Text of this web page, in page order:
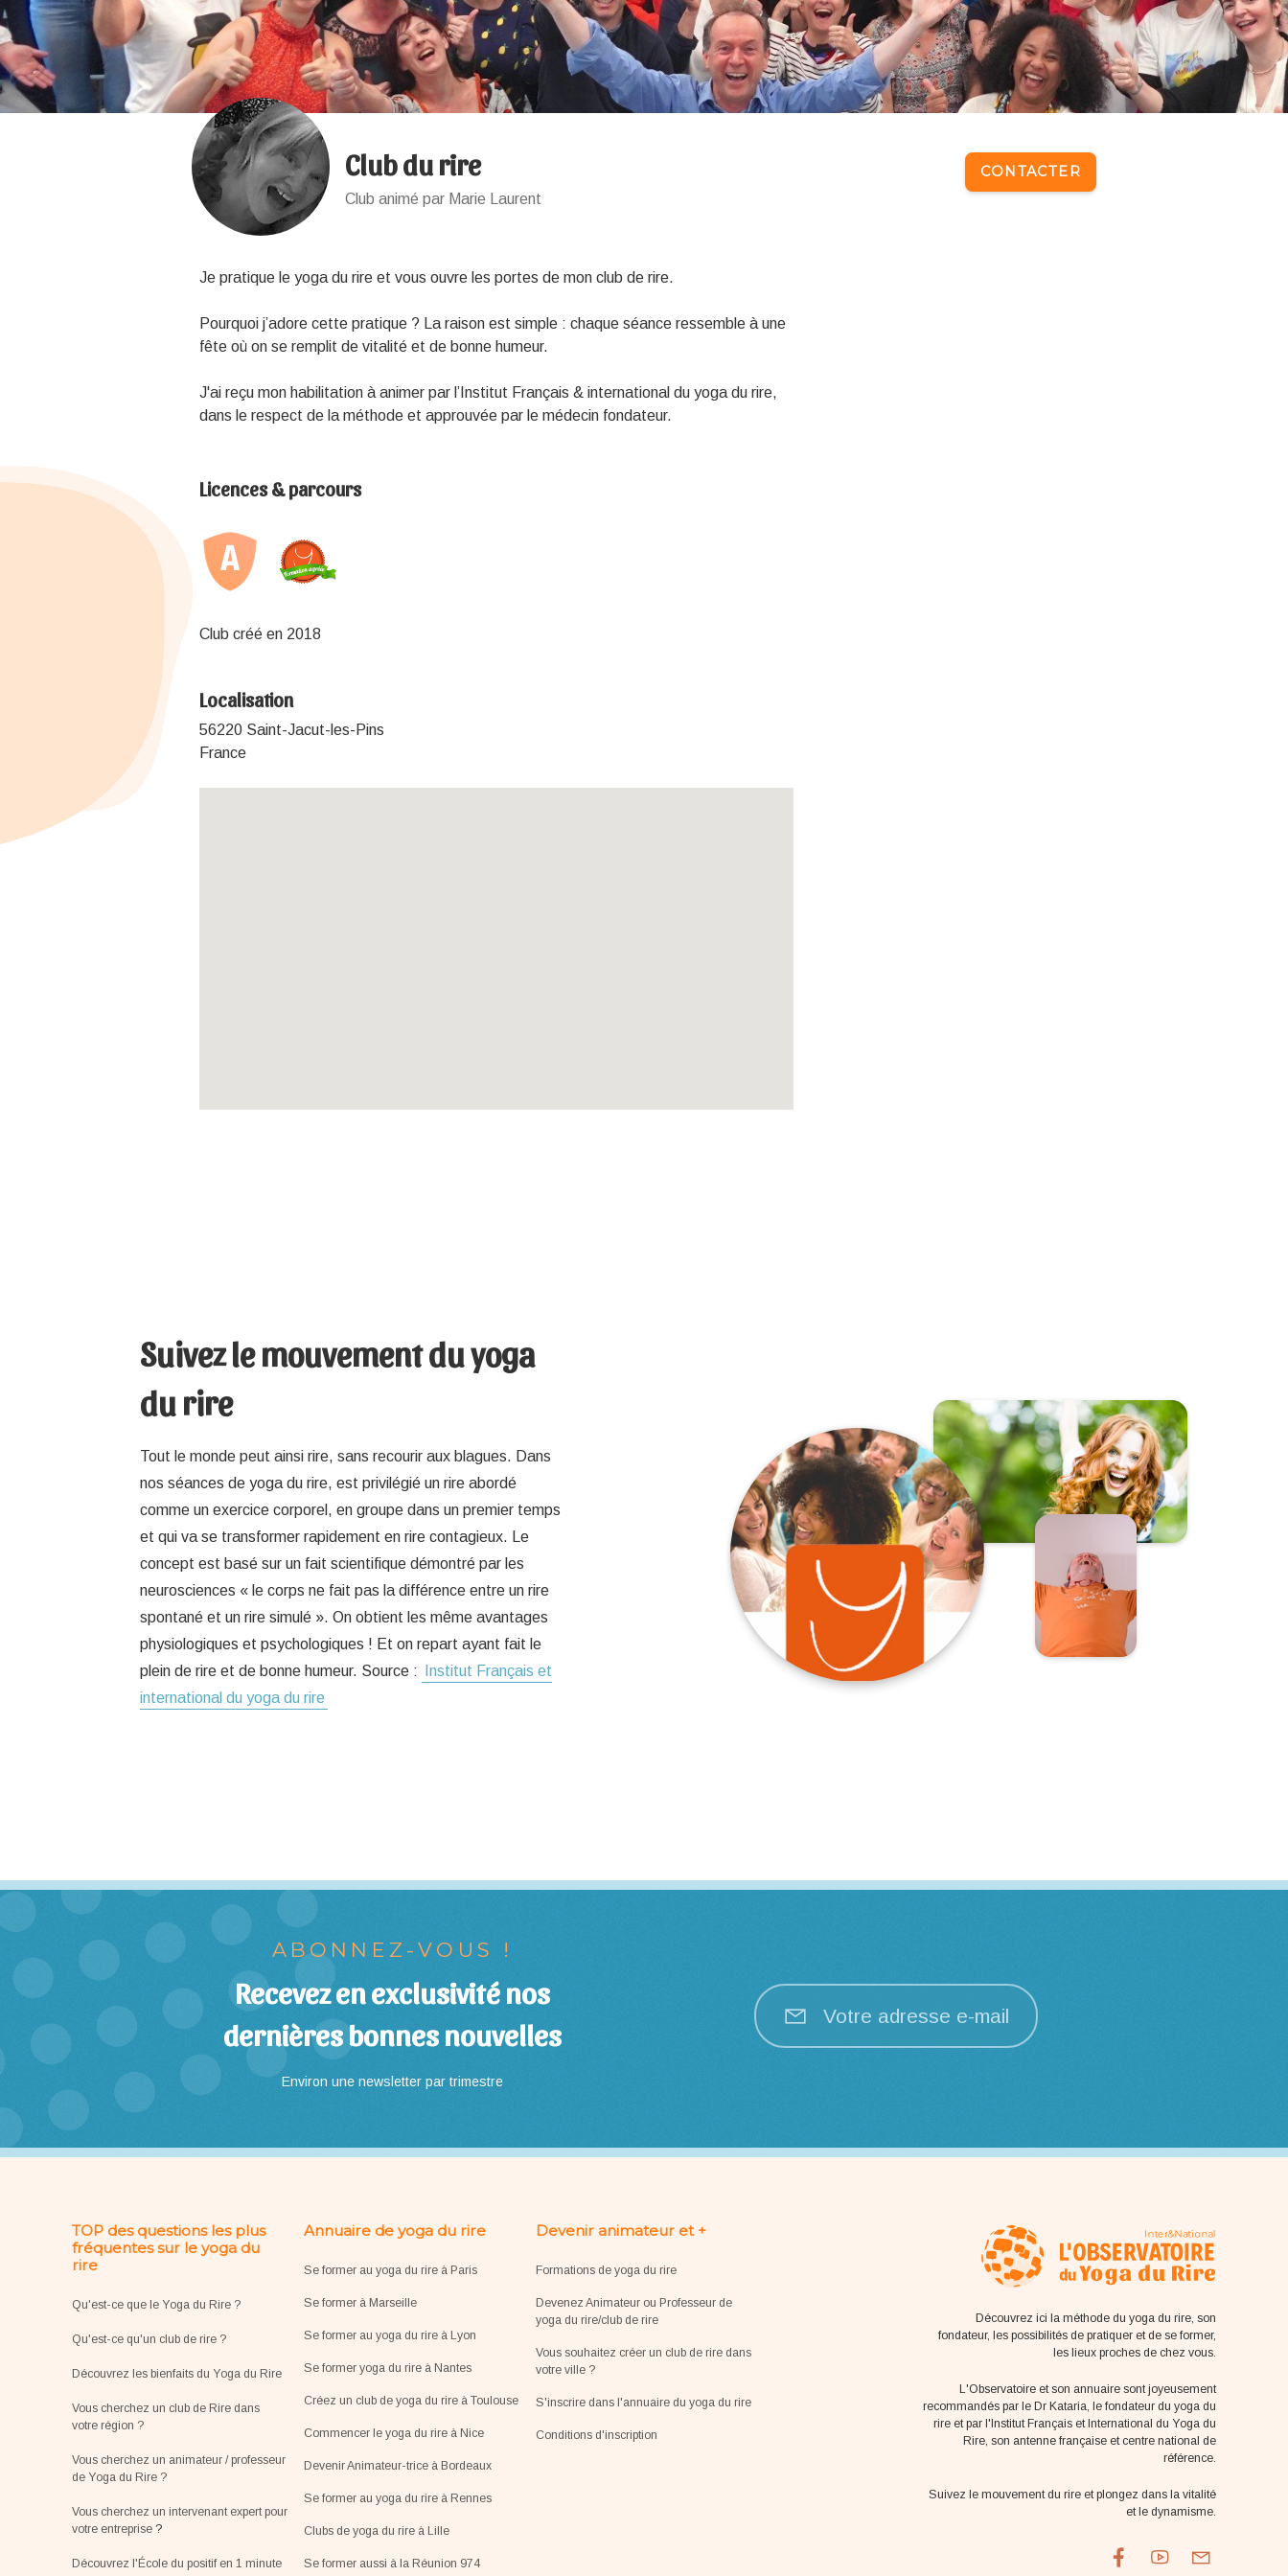
Club du rire
Club animé par Marie Laurent
CONTACTER
Je pratique le yoga du rire et vous ouvre les portes de mon club de rire.
Pourquoi j’adore cette pratique ? La raison est simple : chaque séance ressemble à une
fête où on se remplit de vitalité et de bonne humeur.
J'ai reçu mon habilitation à animer par l’Institut Français & international du yoga du rire,
dans le respect de la méthode et approuvée par le médecin fondateur.
Licences & parcours
Club créé en 2018
Localisation
56220 Saint-Jacut-les-Pins
France
Suivez le mouvement du yoga
du rire
Tout le monde peut ainsi rire, sans recourir aux blagues. Dans
nos séances de yoga du rire, est privilégié un rire abordé
comme un exercice corporel, en groupe dans un premier temps
et qui va se transformer rapidement en rire contagieux. Le
concept est basé sur un fait scientifique démontré par les
neurosciences « le corps ne fait pas la différence entre un rire
spontané et un rire simulé ». On obtient les même avantages
physiologiques et psychologiques ! Et on repart ayant fait le
plein de rire et de bonne humeur. Source :
Institut Français et
international du yoga du rire
ABONNEZ-VOUS !
Recevez en exclusivité nos
dernières bonnes nouvelles
Environ une newsletter par trimestre
Votre adresse e-mail
TOP des questions les plus
fréquentes sur le yoga du
rire
Qu'est-ce que le Yoga du Rire ?
Qu'est-ce qu'un club de rire ?
Découvrez les bienfaits du Yoga du Rire
Vous cherchez un club de Rire dans
votre région ?
Vous cherchez un animateur / professeur
de Yoga du Rire ?
Vous cherchez un intervenant expert pour
votre entreprise?
Découvrez l'École du positif en 1 minute
Annuaire de yoga du rire
Se former au yoga du rire à Paris
Se former à Marseille
Se former au yoga du rire à Lyon
Se former yoga du rire à Nantes
Créez un club de yoga du rire à Toulouse
Commencer le yoga du rire à Nice
Devenir Animateur-trice à Bordeaux
Se former au yoga du rire à Rennes
Clubs de yoga du rire à Lille
Se former aussi à la Réunion 974
Devenir animateur et +
Formations de yoga du rire
Devenez Animateur ou Professeur de
yoga du rire/club de rire
Vous souhaitez créer un club de rire dans
votre ville ?
S'inscrire dans l'annuaire du yoga du rire
Conditions d'inscription
Découvrez ici la méthode du yoga du rire, son
fondateur, les possibilités de pratiquer et de se former,
les lieux proches de chez vous.
L'Observatoire et son annuaire sont joyeusement
recommandés par le Dr Kataria, le fondateur du yoga du
rire et par l'Institut Français et International du Yoga du
Rire, son antenne française et centre national de
référence.
Suivez le mouvement du rire et plongez dans la vitalité
et le dynamisme.